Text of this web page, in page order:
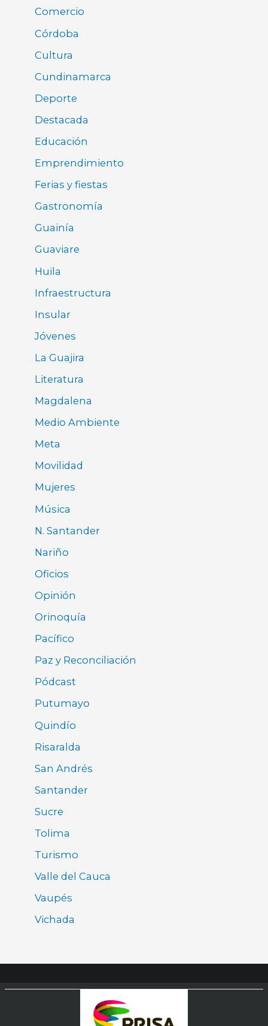
Comercio
Córdoba
Cultura
Cundinamarca
Deporte
Destacada
Educación
Emprendimiento
Ferias y fiestas
Gastronomía
Guainía
Guaviare
Huila
Infraestructura
Insular
Jóvenes
La Guajira
Literatura
Magdalena
Medio Ambiente
Meta
Movilidad
Mujeres
Música
N. Santander
Nariño
Oficios
Opinión
Orinoquía
Pacífico
Paz y Reconciliación
Pódcast
Putumayo
Quindío
Risaralda
San Andrés
Santander
Sucre
Tolima
Turismo
Valle del Cauca
Vaupés
Vichada